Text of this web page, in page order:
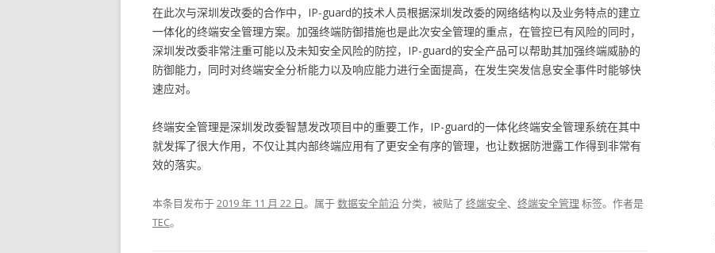
在此次与深圳发改委的合作中，IP-guard的技术人员根据深圳发改委的网络结构以及业务特点的建立
一体化的终端安全管理方案。加强终端防御措施也是此次安全管理的重点，在管控已有风险的同时，
深圳发改委非常注重可能以及未知安全风险的防控，IP-guard的安全产品可以帮助其加强终端威胁的
防御能力，同时对终端安全分析能力以及响应能力进行全面提高，在发生突发信息安全事件时能够快
速应对。
终端安全管理是深圳发改委智慧发改项目中的重要工作，IP-guard的一体化终端安全管理系统在其中
就发挥了很大作用，不仅让其内部终端应用有了更安全有序的管理，也让数据防泄露工作得到非常有
效的落实。
本条目发布于2019 年 11 月 22 日。属于数据安全前沿分类，被贴了 终端安全、 终端安全管理 标签。 作者是
TEC。